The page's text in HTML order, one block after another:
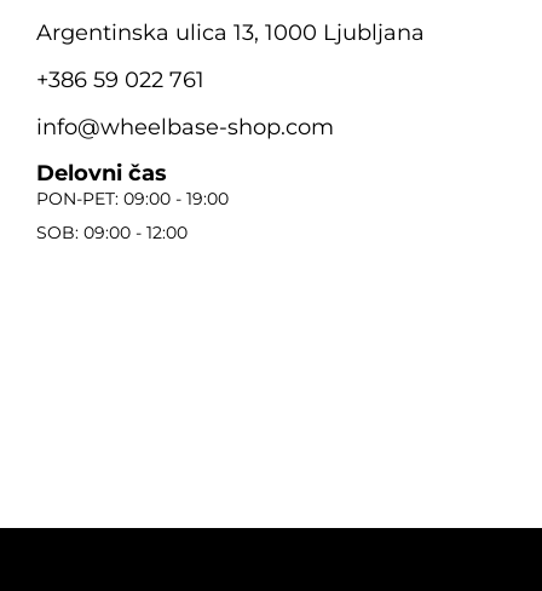
Argentinska ulica 13, 1000 Ljubljana
+386 59 022 761
info@wheelbase-shop.com
Delovni čas
PON-PET: 09:00 - 19:00
SOB: 09:00 - 12:00